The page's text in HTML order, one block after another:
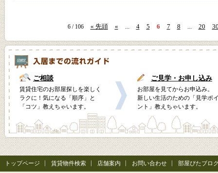
6 / 106 « 先頭 « ... 4 5 6 7 8 ... 20
ご相談
賃貸住宅のお部屋探しを楽しく
ラクに！気になる「順序」と
「コツ」教えちゃいます。
ご見学・お申し込み
お部屋を見てからお申込み。
新しい生活のための「見学ポ
ント」教えちゃいます。
トップページ 賃貸物件検索 店舗案内 お問い合わせ 部屋ぴたブロ